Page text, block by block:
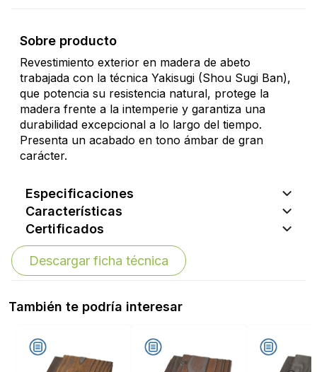
Sobre producto
Revestimiento exterior en madera de abeto
trabajada con la técnica Yakisugi (Shou Sugi Ban),
que potencia su resistencia natural, protege la
madera frente a la intemperie y garantiza una
durabilidad excepcional a lo largo del tiempo.
Presenta un acabado en tono ámbar de gran
carácter.
Especificaciones
Características
Certificados
Descargar ficha técnica
También te podría interesar